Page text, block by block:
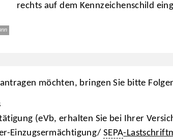
rechts auf dem Kennzeichenschild
möchten, bringen Sie bitte
(eVb, erhalten Sie bei Ihrer
Einzugsermächtigung/ SEPA-